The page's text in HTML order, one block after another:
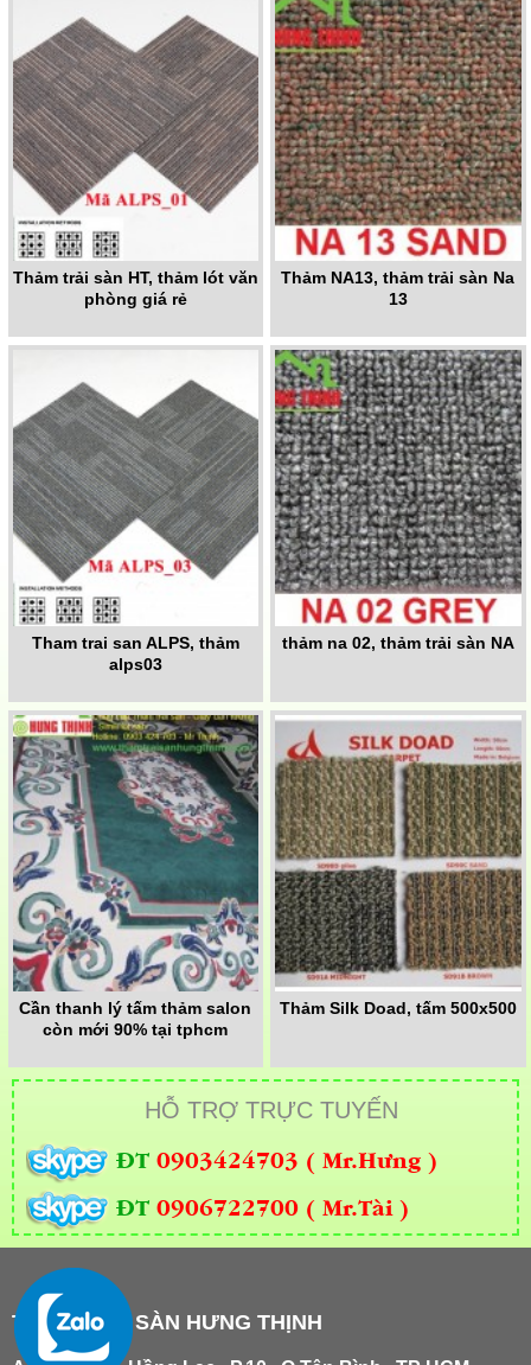
Thảm trải sàn HT, thảm lót văn
phòng giá rẻ
Thảm NA13, thảm trải sàn Na
13
Tham trai san ALPS, thảm
alps03
thảm na 02, thảm trải sàn NA
Cần thanh lý tấm thảm salon
còn mới 90% tại tphcm
Thảm Silk Doad, tấm 500x500
HỖ TRỢ TRỰC TUYẾN
ĐT 0903424703 ( Mr.Hưng )
ĐT 0906722700 ( Mr.Tài )
THẢM TRẢI SÀN HƯNG THỊNH